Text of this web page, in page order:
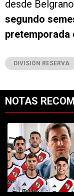
desde
segundo
pretemporada
DIVISIÓN RESERVA
NOTAS
Un artículo de